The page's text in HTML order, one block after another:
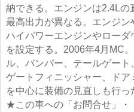
納できる。エンジンは2.4L
最高出力が異なる。エンジ
ハイパワーエンジンやロー
を設定する。2006年4月MC
ル、バンパー、テールゲー
ゲートフィニッシャー、ド
を中心に装備の見直しも行っ
★この車への「お問合せ」・